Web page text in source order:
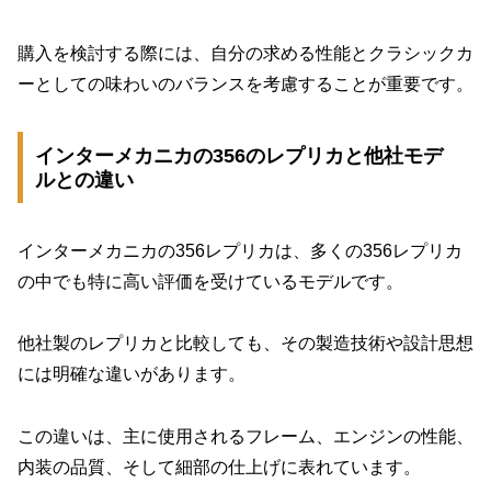
購入を検討する際には、自分の求める性能とクラシックカ
ーとしての味わいのバランスを考慮することが重要です。
インターメカニカの356のレプリカと他社モデ
ルとの違い
インターメカニカの356レプリカは、多くの356レプリカ
の中でも特に高い評価を受けているモデルです。
他社製のレプリカと比較しても、その製造技術や設計思想
には明確な違いがあります。
この違いは、主に使用されるフレーム、エンジンの性能、
内装の品質、そして細部の仕上げに表れています。